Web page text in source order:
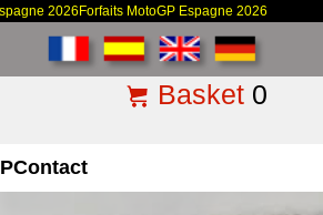
2026 Forfaits MotoGP Espagne 2026
Basket 0
Contact